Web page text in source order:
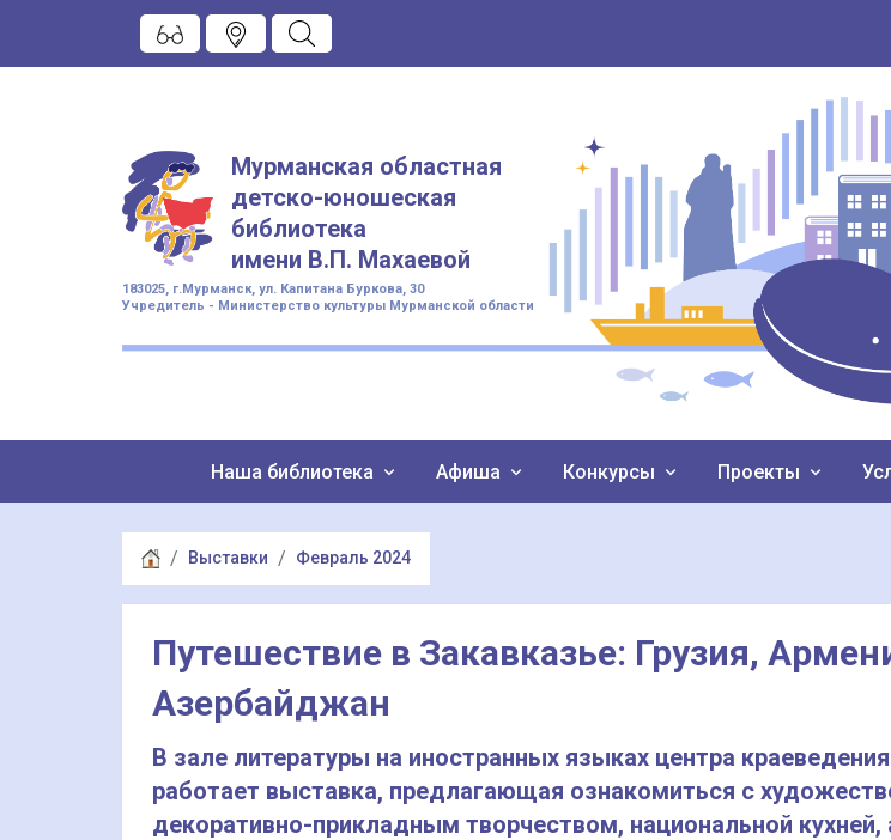
Мурманская областная
детско-юношеская
библиотека
имени В.П. Махаевой
183025, г.Мурманск, ул. Капитана Буркова, 30
Учредитель - Министерство культуры Мурманской области
Наша библиотека Афиша Конкурсы Проекты
Выставки Февраль 2024
Путешествие в Закавказье: Грузия,
Азербайджан
В зале литературы на иностранных языках центра
работает выставка, предлагающая ознакомиться с
декоративно-прикладным творчеством, национальной кухней,